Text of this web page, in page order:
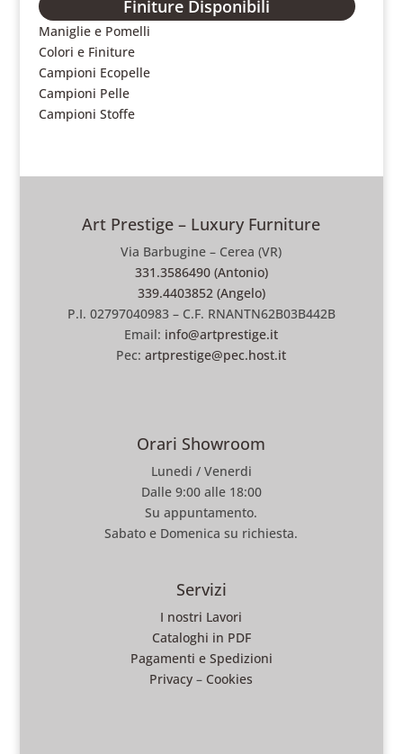
Finiture Disponibili
Maniglie e Pomelli
Colori e Finiture
Campioni Ecopelle
Campioni Pelle
Campioni Stoffe
Art Prestige – Luxury Furniture
Via Barbugine – Cerea (VR)
331.3586490 (Antonio)
339.4403852 (Angelo)
P.I. 02797040983 – C.F. RNANTN62B03B442B
Email: info@artprestige.it
Pec:artprestige@pec.host.it
Orari Showroom
Lunedi / Venerdi
Dalle 9:00 alle 18:00
Su appuntamento.
Sabato e Domenica su richiesta.
Servizi
I nostri Lavori
Cataloghi in PDF
Pagamenti e Spedizioni
Privacy – Cookies